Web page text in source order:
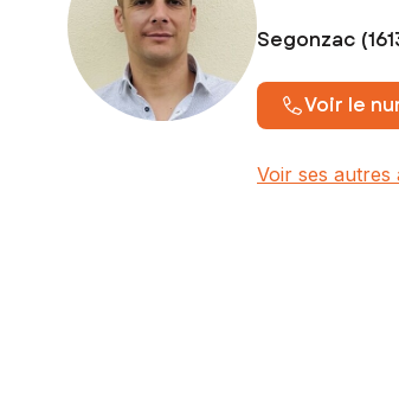
Segonzac
Voir le
Voir ses autres